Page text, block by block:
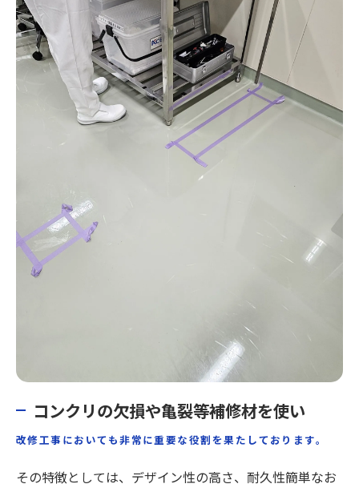
コンクリの欠損や亀裂等補修材を使い
改修工事においても非常に重要な役割を果たしております。
その特徴としては、デザイン性の高さ、耐久性簡単なお